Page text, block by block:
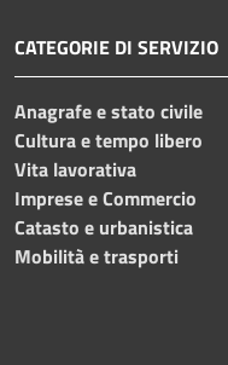
CATEGORIE DI SERVIZIO
Anagrafe e stato civile
Cultura e tempo libero
Vita lavorativa
Imprese e Commercio
Catasto e urbanistica
Mobilità e trasporti